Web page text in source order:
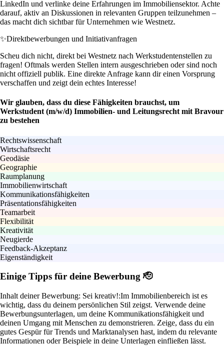
LinkedIn und verlinke deine Erfahrungen im Immobiliensektor. Achte
darauf, aktiv an Diskussionen in relevanten Gruppen teilzunehmen –
das macht dich sichtbar für Unternehmen wie Westnetz.
✨Direktbewerbungen und Initiativanfragen
Scheu dich nicht, direkt bei Westnetz nach Werkstudentenstellen zu
fragen! Oftmals werden Stellen intern ausgeschrieben oder sind noch
nicht offiziell publik. Eine direkte Anfrage kann dir einen Vorsprung
verschaffen und zeigt dein echtes Interesse!
Wir glauben, dass du diese Fähigkeiten brauchst, um
Werkstudent (m/w/d) Immobilien- und Leitungsrecht mit Bravour
zu bestehen
Rechtswissenschaft
Wirtschaftsrecht
Geodäsie
Geographie
Raumplanung
Immobilienwirtschaft
Kommunikationsfähigkeiten
Präsentationsfähigkeiten
Teamarbeit
Flexibilität
Kreativität
Neugierde
Feedback-Akzeptanz
Eigenständigkeit
Einige Tipps für deine Bewerbung 🫡
Inhalt deiner Bewerbung: Sei kreativ!:Im Immobilienbereich ist es
wichtig, dass du deinem persönlichen Stil zeigst. Verwende deine
Bewerbungsunterlagen, um deine Kommunikationsfähigkeit und
deinen Umgang mit Menschen zu demonstrieren. Zeige, dass du ein
gutes Gespür für Trends und Marktanalysen hast, indem du relevante
Informationen oder Beispiele in deine Unterlagen einfließen lässt.